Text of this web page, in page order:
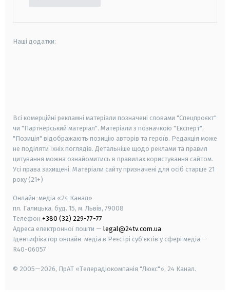
Наші додатки:
Всі комерційні рекламні матеріали позначені словами "Спецпроєкт"
чи "Партнерський матеріал". Матеріали з позначкою "Експерт",
"Позиція" відображають позицію авторів та героїв. Редакція може
не поділяти їхніх поглядів. Детальніше щодо реклами та правил
цитування можна ознайомитись в правилах користування сайтом.
Усі права захищені. Матеріали сайту призначені для осіб старше 21
року (21+)
Онлайн-медіа «24 Канал»
пл. Галицька, буд. 15, м. Львів, 79008
Телефон +380 (32) 229-77-77
Адреса електронної пошти — legal@24tv.com.ua
Ідентифікатор онлайн-медіа в Реєстрі суб'єктів у сфері медіа —
R40-06057
© 2005—2026, ПрАТ «Телерадіокомпанія "Люкс"», 24 Канал.